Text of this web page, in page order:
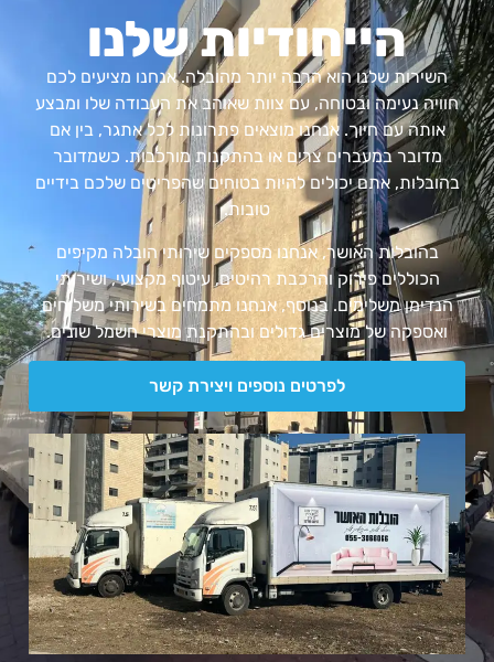
הייחודיות שלנו
השירות שלנו הוא הרבה יותר מהובלה. אנחנו מציעים לכם
חוויה נעימה ובטוחה, עם צוות שאוהב את העבודה שלו ומבצע
אותה עם חיוך. אנחנו מוצאים פתרונות לכל אתגר, בין אם
מדובר במעברים צרים או בהתקנות מורכבות. כשמדובר
בהובלות, אתם יכולים להיות בטוחים שהפריטים שלכם בידיים
טובות.
בהובלות האושר, אנחנו מספקים שירותי הובלה מקיפים
הכוללים פירוק והרכבת רהיטים, עיטוף מקצועי, ושירותי
הנדימן משלימים. בנוסף, אנחנו מתמחים בשירותי משלוחים
ואספקה של מוצרים גדולים ובהתקנת מוצרי חשמל שונים.
לפרטים נוספים ויצירת קשר